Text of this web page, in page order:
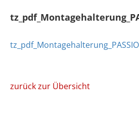
tz_pdf_Montagehalterung_PASSIO
zurück zur Übersicht